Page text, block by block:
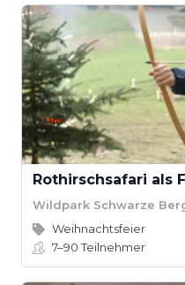
Rothirschsafari als
Wildpark Schwarze
Weihnachtsfeier
7–90Teilnehmer